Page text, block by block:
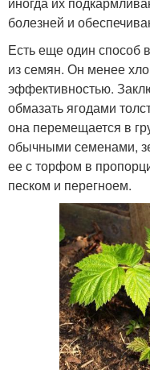
болезней и
Есть еще один способ
из семян. Он менее
эффективностью.
обмазать ягодами
она перемещается в
обычными семенами,
ее с торфом в
песком и перегноем.